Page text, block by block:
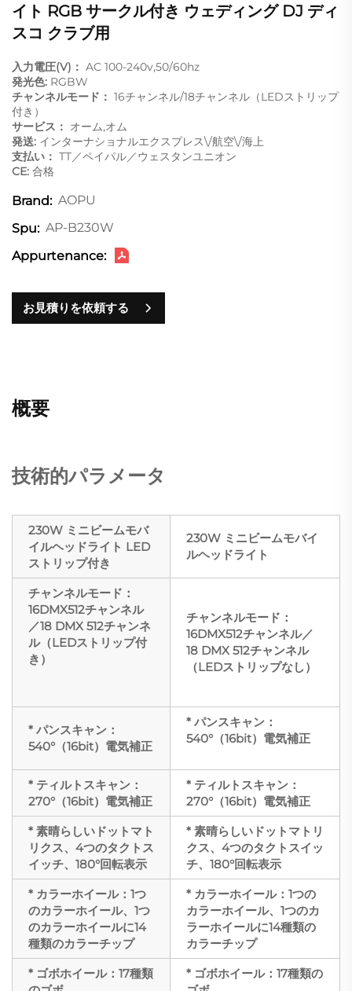
イト RGB サークル付き ウェディング DJ ディ
スコ クラブ用
入力電圧(V)： AC 100-240v,50/60hz
発光色: RGBW
チャンネルモード： 16チャンネル/18チャンネル（LEDストリップ
付き）
サービス： オーム,オム
発送: インターナショナルエクスプレス\/航空\/海上
支払い： TT／ペイパル／ウェスタンユニオン
CE: 合格
Brand: AOPU
Spu: AP-B230W
Appurtenance:
お見積りを依頼する
概要
技術的パラメータ
230W ミニビームモバ
イルヘッドライト LED
ストリップ付き
230W ミニビームモバイ
ルヘッドライト
チャンネルモード：
16DMX512チャンネル
／18 DMX 512チャンネ
ル（LEDストリップ付
き）
チャンネルモード：
16DMX512チャンネル／
18 DMX 512チャンネル
（LEDストリップなし）
* パンスキャン：
540°（16bit）電気補正
* パンスキャン：
540°（16bit）電気補正
* ティルトスキャン：
270°（16bit）電気補正
* ティルトスキャン：
270°（16bit）電気補正
* 素晴らしいドットマト
リクス、4つのタクトス
イッチ、180°回転表示
* 素晴らしいドットマトリ
クス、4つのタクトスイッ
チ、180°回転表示
* カラーホイール：1つ
のカラーホイール、1つ
のカラーホイールに14
種類のカラーチップ
* カラーホイール：1つの
カラーホイール、1つのカ
ラーホイールに14種類の
カラーチップ
* ゴボホイール：17種類
* ゴボホイール：17種類の